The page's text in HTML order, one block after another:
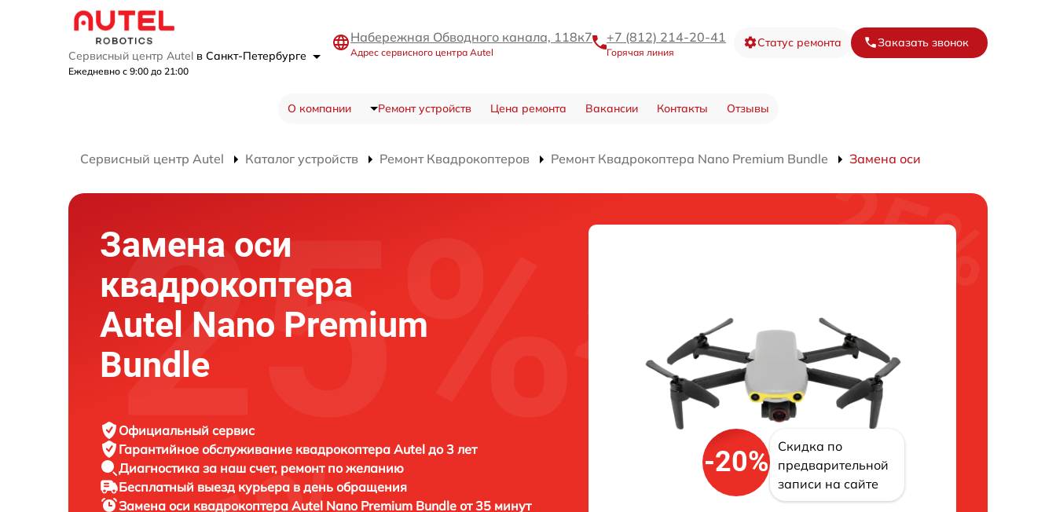
Сервисный центр Autel в Санкт-Петербурге
Ежедневно с 9:00 до 21:00
Набережная Обводного канала, 118к7
Адрес сервисного центра Autel
+7 (812) 214-20-41
Горячая линия
Статус ремонта Заказать звонок
О компании Ремонт устройств Цена ремонта Вакансии Контакты Отзывы
Сервисный центр Autel Каталог устройств Ремонт Квадрокоптеров Ремонт Квадрокоптера Nano Premium Bundle Замена оси
Замена оси
квадрокоптера
Autel Nano Premium
Bundle
Официальный сервис
Гарантийное обслуживание квадрокоптера Autel до 3 лет
Диагностика за наш счет, ремонт по желанию
Бесплатный выезд курьера в день обращения
Замена оси квадрокоптера Autel Nano Premium Bundle от 35 минут
-20%
Скидка по
предварительной
записи на сайте